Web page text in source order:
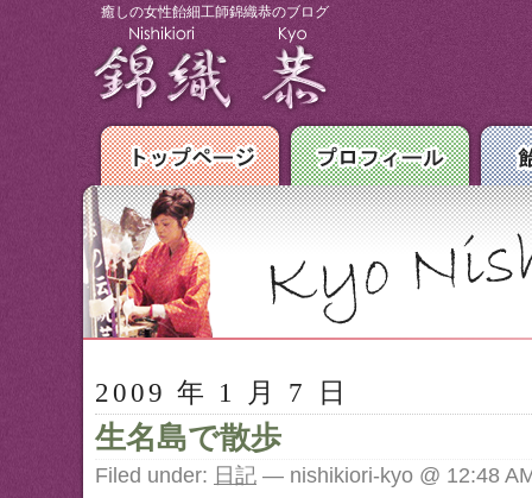
癒しの女性飴細工師錦織恭のブログ
2009 年 1 月 7 日
生名島で散歩
Filed under: 日記 — nishikiori-kyo @ 12:48